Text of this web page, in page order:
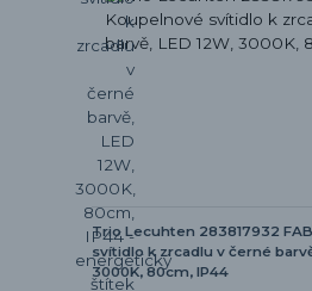
Trio Lecuhten 283817932
svítidlo k zrcadlu v černé
3000K, 80cm, IP44